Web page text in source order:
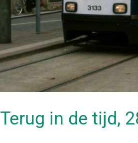
in de tijd,